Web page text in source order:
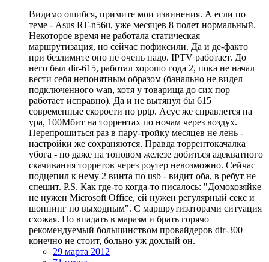
Видимо ошибся, примите мои извинения. А если по
теме - Asus RT-n56u, уже месяцев 8 полет нормальный.
Некоторое время не работала статическая
маршрутизация, но сейчас пофиксили. Да и де-факто
при безлимите оно не очень надо. IPTV работает. До
него был dir-615, работал хорошо года 2, пока не начал
вести себя непонятным образом (банально не видел
подключенного wan, хотя у товарища до сих пор
работает исправно). Да и не вытянул бы 615
современные скорости по pptp. Асус же справлется на
ура, 100Мбит на торрентах по ночам через воздух.
Перепрошиться раз в пару-тройку месяцев не лень -
настройки же сохраняются. Правда торрентокачалка
убога - но даже на топовом железе добиться адекватного
скачивания торретов через роутер невозможно. Сейчас
подцепил к нему 2 винта по usb - видит оба, в ребут не
спешит. P.S. Как где-то когда-то писалось: "Домохозяйке
не нужен Microsoft Office, ей нужен регулярный секс и
шоппинг по выходным". С маршрутизаторами ситуация
схожая. Но впадать в маразм и брать горячо
рекомендуемый большинством провайдеров dir-300
конечно не стоит, больно уж дохлый он.
29 марта 2012